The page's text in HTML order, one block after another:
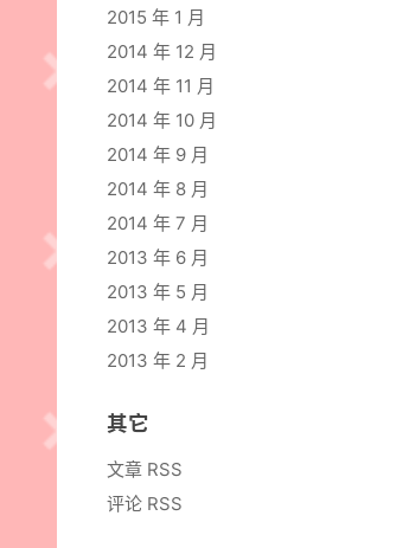
2015 年 1 月
2014 年 12 月
2014 年 11 月
2014 年 10 月
2014 年 9 月
2014 年 8 月
2014 年 7 月
2013 年 6 月
2013 年 5 月
2013 年 4 月
2013 年 2 月
其它
文章 RSS
评论 RSS